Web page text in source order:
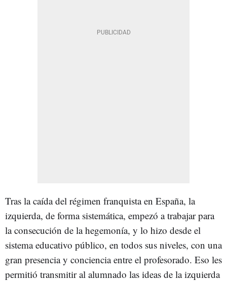
Tras la caída del régimen franquista en España, la
izquierda, de forma sistemática, empezó a trabajar para
la consecución de la hegemonía, y lo hizo desde el
sistema educativo público, en todos sus niveles, con una
gran presencia y conciencia entre el profesorado. Eso les
permitió transmitir al alumnado las ideas de la izquierda